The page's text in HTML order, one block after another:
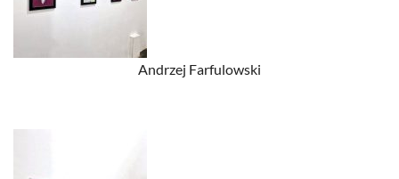
Andrzej Farfulowski